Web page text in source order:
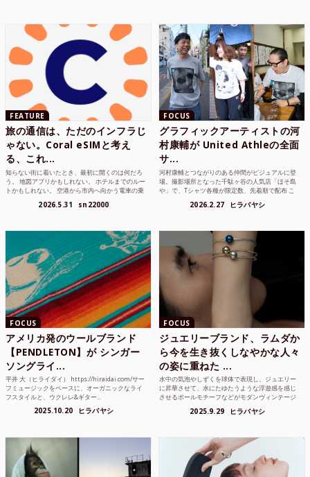
FEATURE
旅の通信は、ただのインフラじ
ゃない。Coral eSIMと考え
る、これ...
知らない街に着いたとき、最初に開くのは何だろ
う。 地図アプリかもしれない。 ホテルまでのルー
トかもしれない。 空港から市内へ向かう電車の乗
2026.5.31 sn22000
FOCUS
グラフィックアーティストの河
村康輔が United Athleの全面
サ...
河村康輔とつながりのある仲間がビジュアルに登
場。撮影場所となった千駄ヶ谷の人気店「ほそ島
や」で、Tシャツ各種が限定数、先着順で配布 こ
2026.2.27 ヒラバヤシ
FOCUS
アメリカ発のウールブランド
【PENDLETON】が シンガー
ソングライ...
平井 大（ヒライダイ） https://hiraidai.com/サー
フミュージックをベースに、オーガニックなライ
フスタイルと、ウクレレ&ギター...
2025.10.20 ヒラバヤシ
FOCUS
ジュエリーブランド、ラムダか
ら今を生き抜くしなやかな人々
の姿に重ねた ...
水中の気泡やしずくを球体で表現し、ジュエリー
に昇華させて、水にたゆたうような浮遊感を感じ
させるボールモチーフなどがモダンヴィンテージ
2025.9.29 ヒラバヤシ